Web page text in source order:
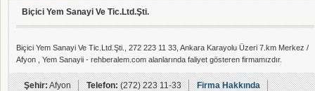
Biçici Yem Sanayi Ve Tic.Ltd.Şti.
Biçici Yem Sanayi Ve Tic.Ltd.Şti., 272 223 11 33, Ankara Karayolu Üzeri 7.km Merkez /
Afyon , Yem Sanayii - rehberalem.com alanlarında faliyet gösteren firmamızdır.
Şehir:Afyon Telefon:(272) 223 11-33
Firma Hakkında